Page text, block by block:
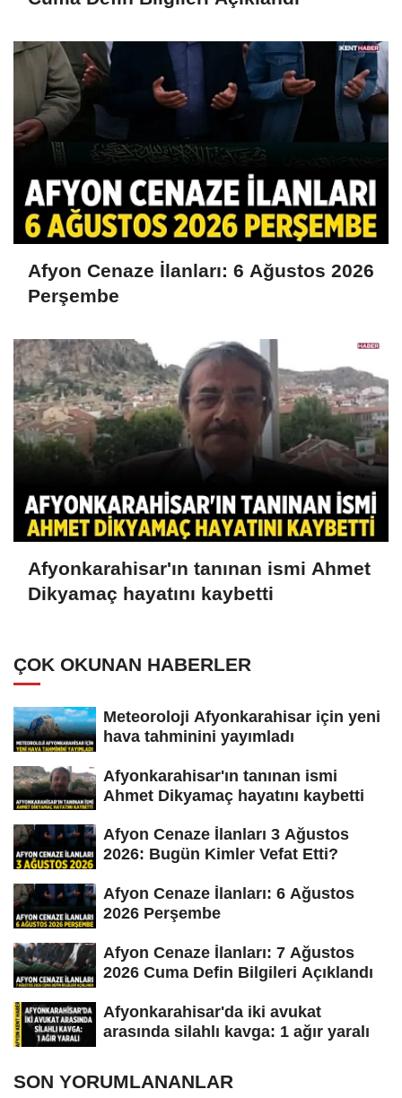
Afyon Cenaze İlanları: 6 Ağustos 2026
Perşembe
Afyonkarahisar'ın tanınan ismi Ahmet
Dikyamaç hayatını kaybetti
ÇOK OKUNAN HABERLER
Meteoroloji Afyonkarahisar için yeni
hava tahminini yayımladı
Afyonkarahisar'ın tanınan ismi
Ahmet Dikyamaç hayatını kaybetti
Afyon Cenaze İlanları 3 Ağustos
2026: Bugün Kimler Vefat Etti?
Afyon Cenaze İlanları: 6 Ağustos
2026 Perşembe
Afyon Cenaze İlanları: 7 Ağustos
2026 Cuma Defin Bilgileri Açıklandı
Afyonkarahisar'da iki avukat
arasında silahlı kavga: 1 ağır yaralı
SON YORUMLANANLAR